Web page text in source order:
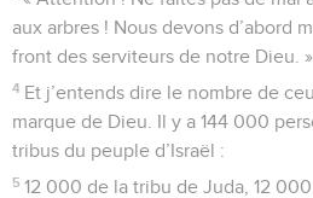
aux arbres ! Nous devons d’abord
front des serviteurs de notre Dieu. »
4 Et j’entends dire le nombre de
marque de Dieu. Il y a 144 000
tribus du peuple d’Israël :
5 12 000 de la tribu de Juda, 12